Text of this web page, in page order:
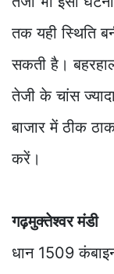
तक यही स्थिति
सकती है।
तेजी के चांस
बाजार में ठीक
करें।
गढ़मुक्तेश्वर मंडी
धान 1509